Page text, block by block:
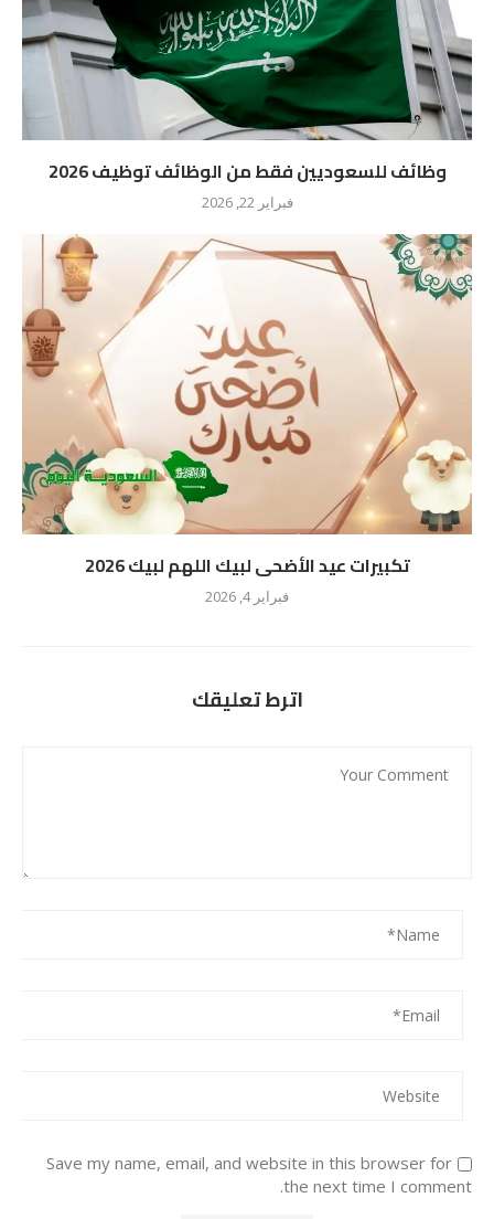
وظائف للسعوديين فقط من الوظائف توظيف 2026
فبراير 22, 2026
تكبيرات عيد الأضحى لبيك اللهم لبيك 2026
فبراير 4, 2026
اترط تعليقك
Save my name, email, and website in this browser for
the next time I comment.